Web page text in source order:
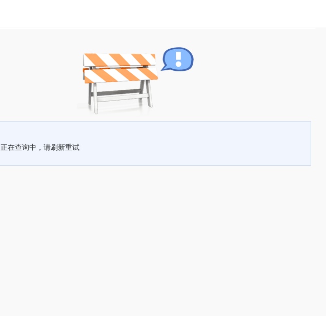
正在查询中，请刷新重试